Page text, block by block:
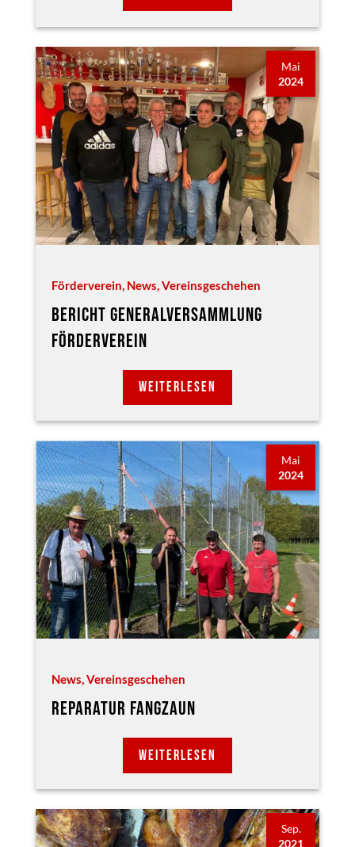
Mai
2024
Förderverein News Vereinsgeschehen
BERICHT GENERALVERSAMMLUNG
FÖRDERVEREIN
WEITERLESEN
Mai
2024
News,Vereinsgeschehen
REPARATUR FANGZAUN
WEITERLESEN
Sep.
2021